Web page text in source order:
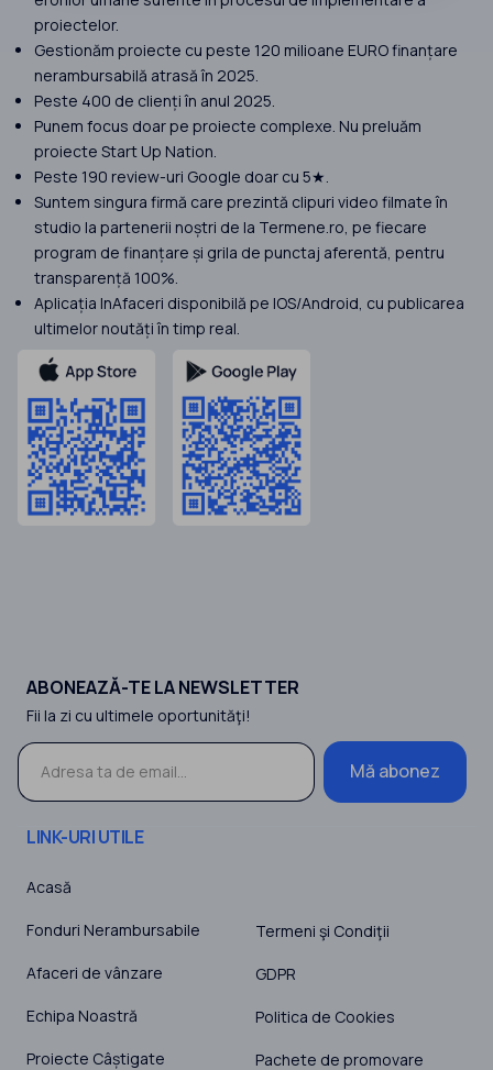
proiectelor.
Gestionăm proiecte cu peste 120 milioane EURO finanțare
nerambursabilă atrasă în 2025.
Peste 400 de clienți în anul 2025.
Punem focus doar pe proiecte complexe. Nu preluăm
proiecte Start Up Nation.
Peste 190 review-uri Google doar cu 5★.
Suntem singura firmă care prezintă clipuri video filmate în
studio la partenerii noștri de la Termene.ro, pe fiecare
program de finanțare și grila de punctaj aferentă, pentru
transparență 100%.
Aplicația InAfaceri disponibilă pe IOS/Android, cu publicarea
ultimelor noutăți în timp real.
ABONEAZĂ-TE LA NEWSLETTER
Fii la zi cu ultimele oportunităţi!
Mă abonez
LINK-URI UTILE
Acasă
Fonduri Nerambursabile
Afaceri de vânzare
Echipa Noastră
Proiecte Câștigate
Termeni şi Condiţii
GDPR
Politica de Cookies
Pachete de promovare